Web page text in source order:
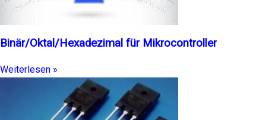
Binär/Oktal/Hexadezimal für Mikrocontroller
Weiterlesen »